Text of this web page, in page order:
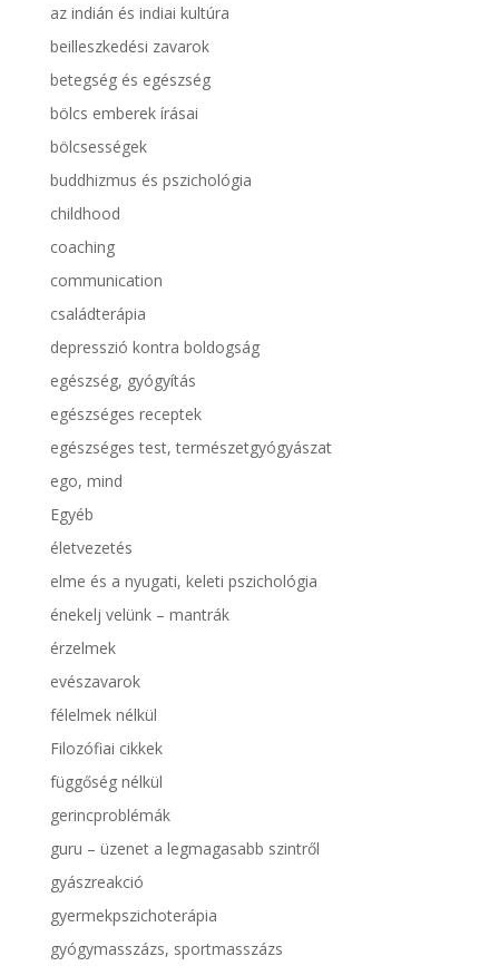
az indián és indiai kultúra
beilleszkedési zavarok
betegség és egészség
bölcs emberek írásai
bölcsességek
buddhizmus és pszichológia
childhood
coaching
communication
családterápia
depresszió kontra boldogság
egészség, gyógyítás
egészséges receptek
egészséges test, természetgyógyászat
ego, mind
Egyéb
életvezetés
elme és a nyugati, keleti pszichológia
énekelj velünk – mantrák
érzelmek
evészavarok
félelmek nélkül
Filozófiai cikkek
függőség nélkül
gerincproblémák
guru – üzenet a legmagasabb szintről
gyászreakció
gyermekpszichoterápia
gyógymasszázs, sportmasszázs